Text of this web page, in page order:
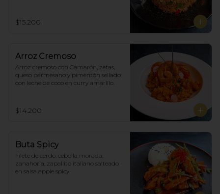
$15.200
Arroz Cremoso
Arroz cremoso con Camarón, zetas,
queso parmesano y pimentón sellado
con leche de coco en curry amarillo.
$14.200
Buta Spicy
Filete de cerdo, cebolla morada,
zanahoria, zapallito italiano salteado
en salsa apple spicy.